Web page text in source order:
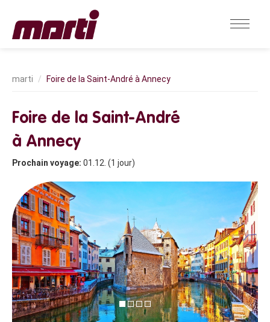
Foire de la Saint-André à Annecy
Foire de la Saint-André
à Annecy
Prochain voyage: 01.12. (1 jour)